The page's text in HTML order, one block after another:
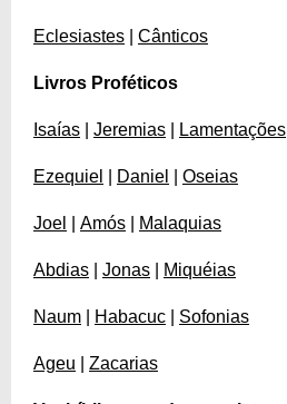
Eclesiastes Cânticos
Livros Proféticos
Isaías Jeremias Lamentações
Ezequiel Daniel Oseias
Joel Amós Malaquias
Abdias Jonas Miquéias
Naum Habacuc Sofonias
Ageu Zacarias